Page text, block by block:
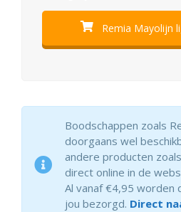
Remia Mayolijn
Boodschappen zoals
doorgaans wel
andere producten
direct online in de
Al vanaf €4,95 worden
jou bezorgd. Direct